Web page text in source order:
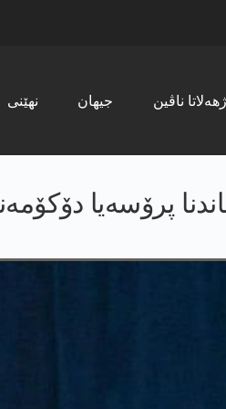
نھێنی جیھان ناڤین
پرۆسەیا